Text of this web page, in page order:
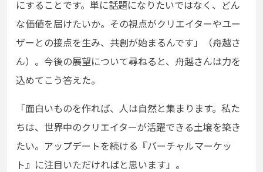
にすることです。単に話題になりたいではなく、どん
な価値を届けたいか。その視点がクリエイターやユー
ザーとの接点を生み、共創が始まるんです」（舟越さ
ん）。今後の展望について尋ねると、舟越さんは力を
込めてこう答えた。
「面白いものを作れば、人は自然と集まります。私た
ちは、世界中のクリエイターが活躍できる土壌を築き
たい。アップデートを続ける『バーチャルマーケッ
ト』に注目いただければと思います」。